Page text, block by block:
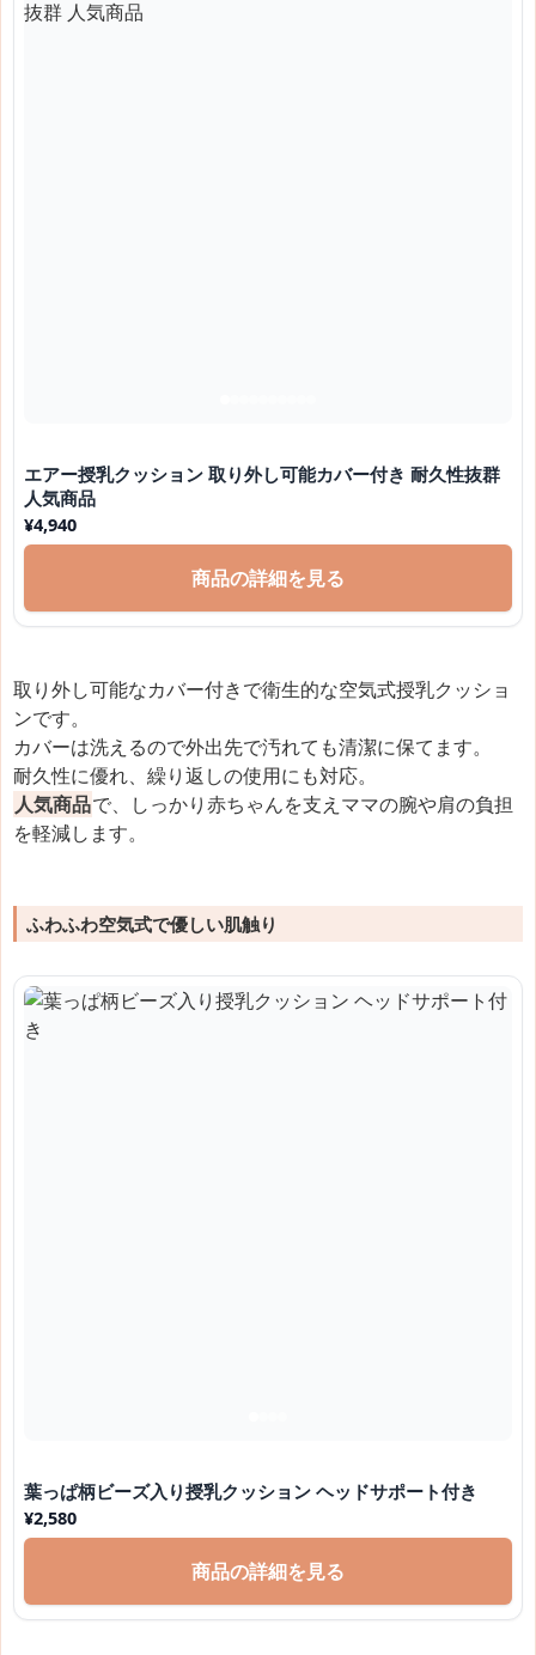
エアー授乳クッション 取り外し可能カバー付き 耐久性抜群
人気商品
¥4,940
商品の詳細を見る
取り外し可能なカバー付きで衛生的な空気式授乳クッショ
ンです。
カバーは洗えるので外出先で汚れても清潔に保てます。
耐久性に優れ、繰り返しの使用にも対応。
人気商品で、しっかり赤ちゃんを支えママの腕や肩の負担
を軽減します。
ふわふわ空気式で優しい肌触り
葉っぱ柄ビーズ入り授乳クッション ヘッドサポート付き
¥2,580
商品の詳細を見る